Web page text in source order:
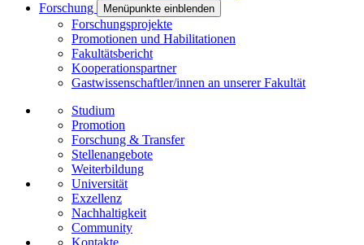
Forschung
Menüpunkte einblenden
Forschungsprojekte
Promotionen und Habilitationen
Fakultätsbericht
Kooperationspartner
Gastwissenschaftler/innen an unserer Fakultät
Studium
Promotion
Forschung & Transfer
Stellenangebote
Weiterbildung
Universität
Exzellenz
Nachhaltigkeit
Community